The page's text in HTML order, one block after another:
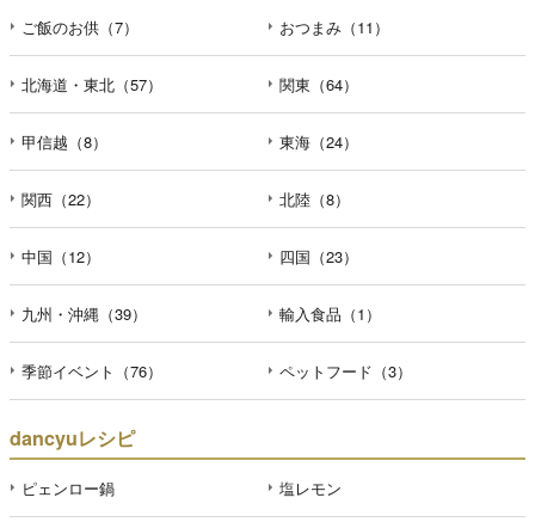
ご飯のお供（7） おつまみ（11）
北海道・東北（57） 関東（64）
甲信越（8） 東海（24）
関西（22） 北陸（8）
中国（12） 四国（23）
九州・沖縄（39） 輸入食品（1）
季節イベント（76） ペットフード（3）
dancyuレシピ
ピェンロー鍋 塩レモン